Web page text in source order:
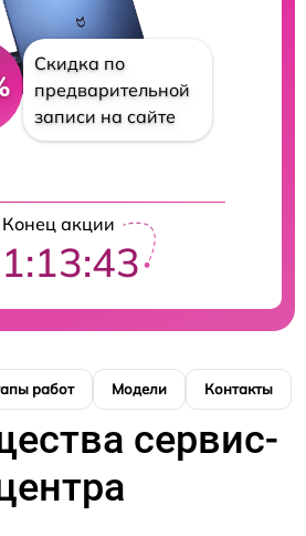
Скидка по
предварительной
записи на сайте
Конец акции
работ Модели Контакты
сервис-